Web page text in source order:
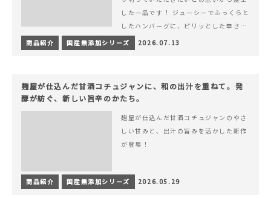
した一品です！ ジューシーでふっくらと
したハンバーグに、ピリッとした辛さと
コク深い旨みが楽しめる特製チリソース
&hellip; 続きを読む ピリッと刺激のあ
商品紹介 国産無添加シリーズ 2026.07.13
麹屋が仕込んだ甘酒コチュジャンに、和の出汁を重ねて。発
酵が紡ぐ、新しい旨辛のかたち。
麹屋が仕込んだ甘酒コチュジャンのやさ
しい甘みと、出汁の旨みを活かした新作
が登場！
商品紹介 国産無添加シリーズ 2026.05.29